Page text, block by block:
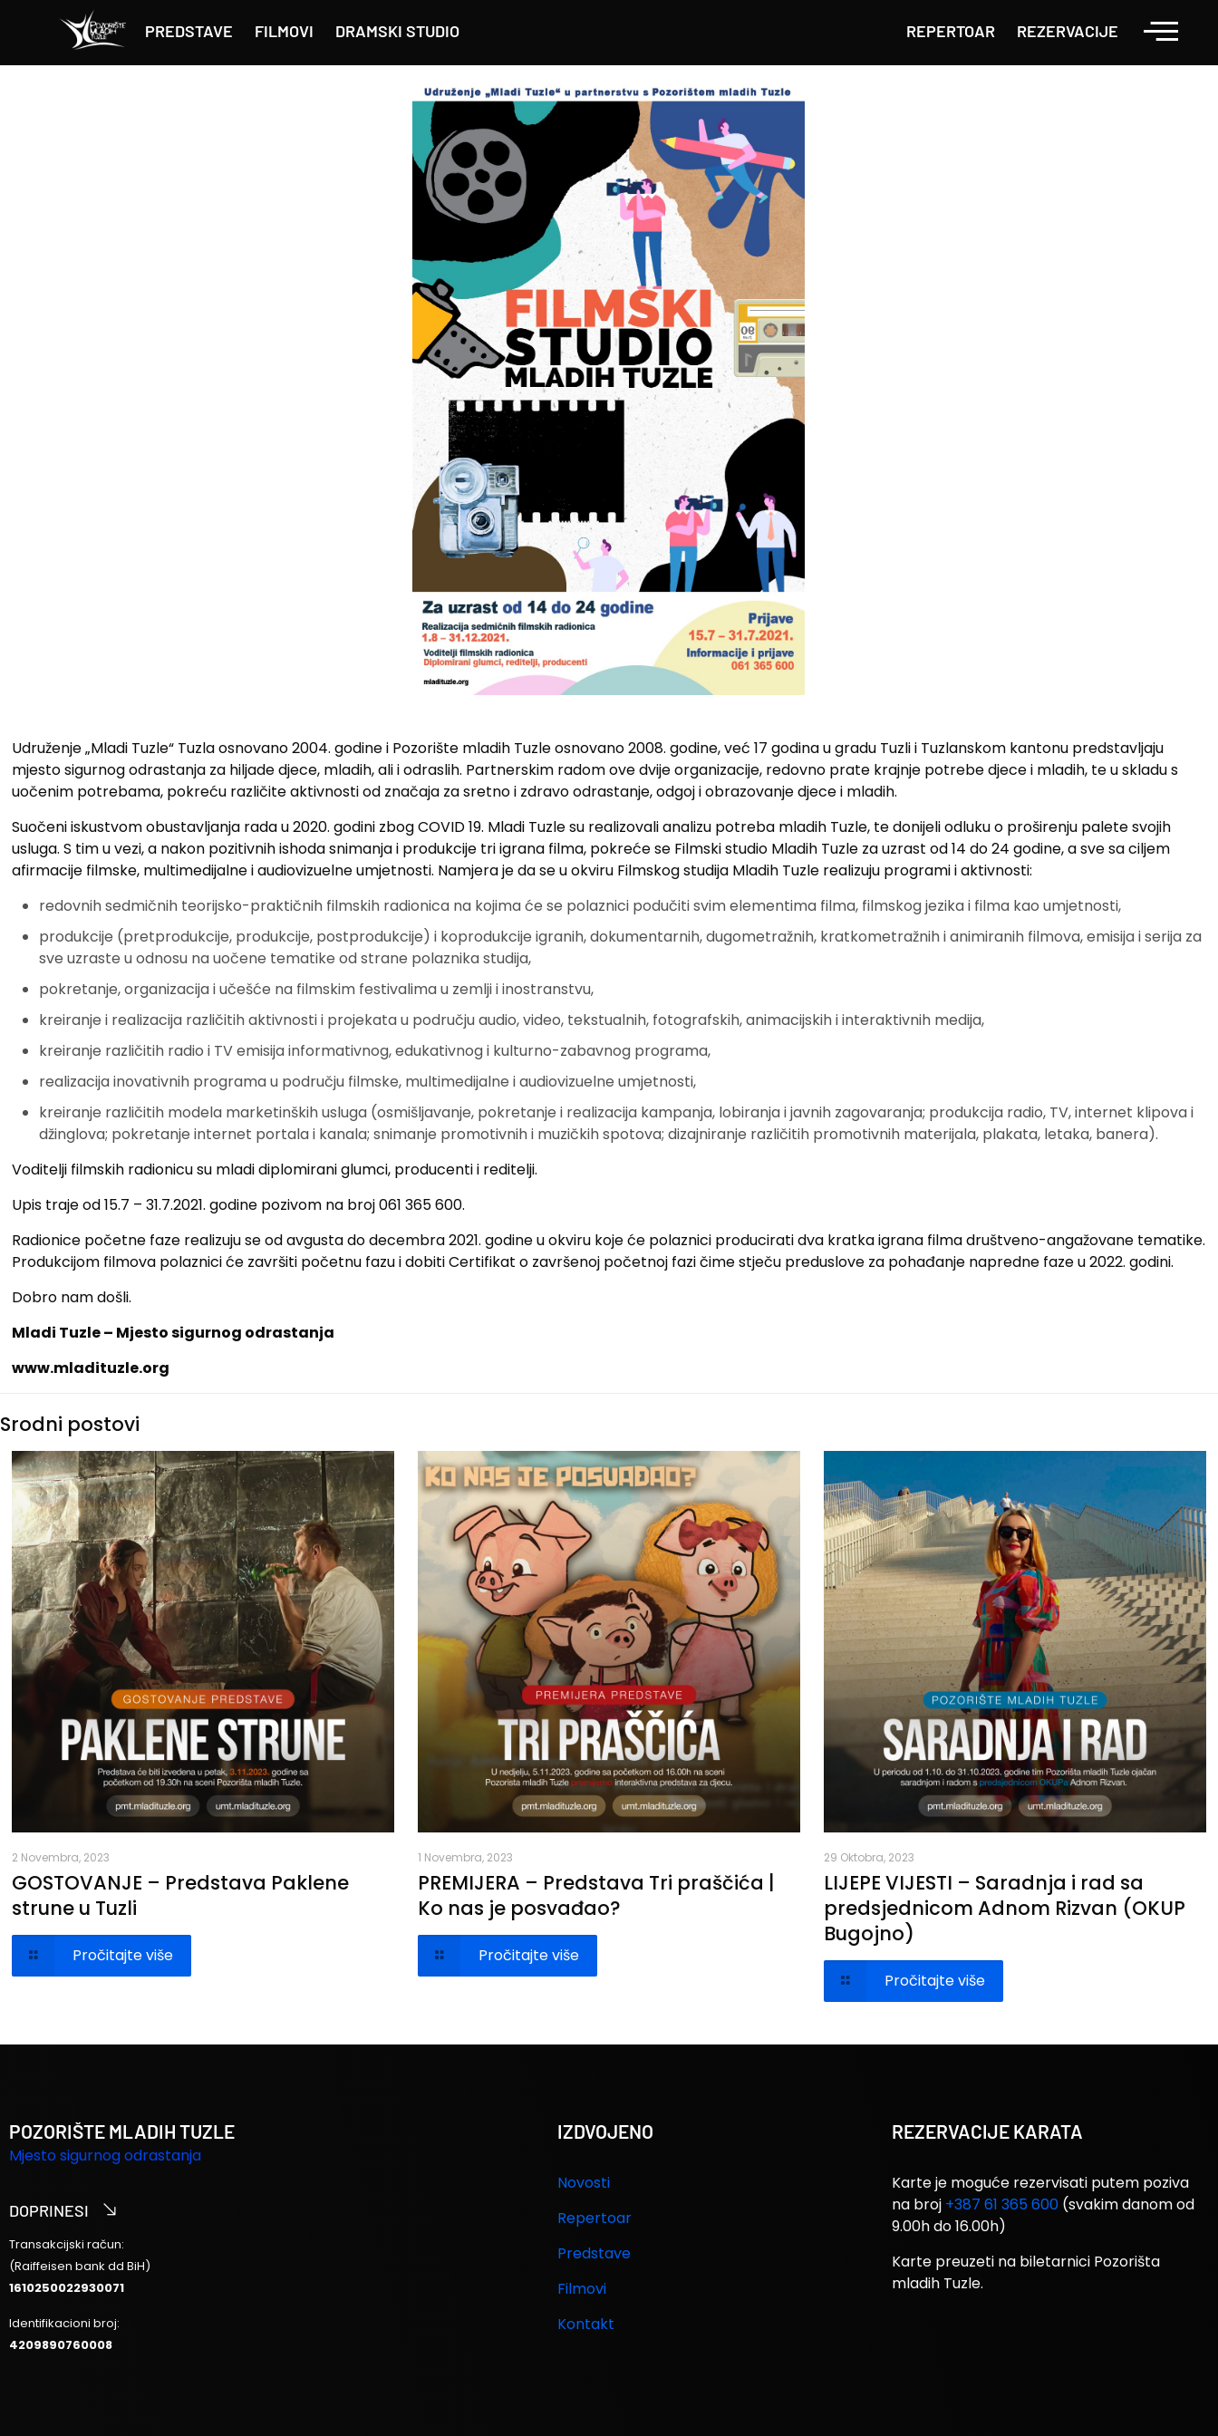
PREDSTAVE FILMOVI DRAMSKI STUDIO REPERTOAR REZERVACIJE
Udruženje „Mladi Tuzle“ Tuzla osnovano 2004. godine i Pozorište mladih Tuzle osnovano 2008. godine, već 17 godina u gradu Tuzli i Tuzlanskom kantonu predstavljaju
mjesto sigurnog odrastanja za hiljade djece, mladih, ali i odraslih. Partnerskim radom ove dvije organizacije, redovno prate krajnje potrebe djece i mladih, te u skladu s
uočenim potrebama, pokreću različite aktivnosti od značaja za sretno i zdravo odrastanje, odgoj i obrazovanje djece i mladih.
Suočeni iskustvom obustavljanja rada u 2020. godini zbog COVID 19. Mladi Tuzle su realizovali analizu potreba mladih Tuzle, te donijeli odluku o proširenju palete svojih
usluga. S tim u vezi, a nakon pozitivnih ishoda snimanja i produkcije tri igrana filma, pokreće se Filmski studio Mladih Tuzle za uzrast od 14 do 24 godine, a sve sa ciljem
afirmacije filmske, multimedijalne i audiovizuelne umjetnosti. Namjera je da se u okviru Filmskog studija Mladih Tuzle realizuju programi i aktivnosti:
redovnih sedmičnih teorijsko-praktičnih filmskih radionica na kojima će se polaznici podučiti svim elementima filma, filmskog jezika i filma kao umjetnosti,
produkcije (pretprodukcije, produkcije, postprodukcije) i koprodukcije igranih, dokumentarnih, dugometražnih, kratkometražnih i animiranih filmova, emisija i serija za
sve uzraste u odnosu na uočene tematike od strane polaznika studija,
pokretanje, organizacija i učešće na filmskim festivalima u zemlji i inostranstvu,
kreiranje i realizacija različitih aktivnosti i projekata u području audio, video, tekstualnih, fotografskih, animacijskih i interaktivnih medija,
kreiranje različitih radio i TV emisija informativnog, edukativnog i kulturno-zabavnog programa,
realizacija inovativnih programa u području filmske, multimedijalne i audiovizuelne umjetnosti,
kreiranje različitih modela marketinških usluga (osmišljavanje, pokretanje i realizacija kampanja, lobiranja i javnih zagovaranja; produkcija radio, TV, internet klipova i
džinglova; pokretanje internet portala i kanala; snimanje promotivnih i muzičkih spotova; dizajniranje različitih promotivnih materijala, plakata, letaka, banera).
Voditelji filmskih radionicu su mladi diplomirani glumci, producenti i reditelji.
Upis traje od 15.7 – 31.7.2021. godine pozivom na broj 061 365 600.
Radionice početne faze realizuju se od avgusta do decembra 2021. godine u okviru koje će polaznici producirati dva kratka igrana filma društveno-angažovane tematike.
Produkcijom filmova polaznici će završiti početnu fazu i dobiti Certifikat o završenoj početnoj fazi čime stječu preduslove za pohađanje napredne faze u 2022. godini.
Dobro nam došli.
Mladi Tuzle – Mjesto sigurnog odrastanja
www.mladituzle.org
Srodni postovi
2 Novembra, 2023
GOSTOVANJE – Predstava Paklene
strune u Tuzli
Pročitajte više
1 Novembra, 2023
PREMIJERA – Predstava Tri praščića |
Ko nas je posvađao?
Pročitajte više
29 Oktobra, 2023
LIJEPE VIJESTI – Saradnja i rad sa
predsjednicom Adnom Rizvan (OKUP
Bugojno)
Pročitajte više
POZORIŠTE MLADIH TUZLE
Mjesto sigurnog odrastanja
DOPRINESI
Transakcijski račun:
(Raiffeisen bank dd BiH)
1610250022930071
Identifikacioni broj:
4209890760008
IZDVOJENO
Novosti
Repertoar
Predstave
Filmovi
Kontakt
REZERVACIJE KARATA
Karte je moguće rezervisati putem poziva
na broj +387 61 365 600 (svakim danom od
9.00h do 16.00h)
Karte preuzeti na biletarnici Pozorišta
mladih Tuzle.